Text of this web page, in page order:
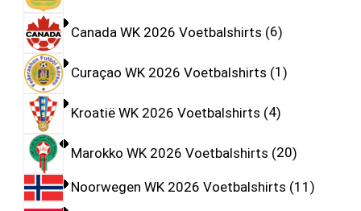
Canada WK 2026 Voetbalshirts 6
Curaçao WK 2026 Voetbalshirts 1
Kroatië WK 2026 Voetbalshirts 4
Marokko WK 2026 Voetbalshirts 20
Noorwegen WK 2026 Voetbalshirts 11